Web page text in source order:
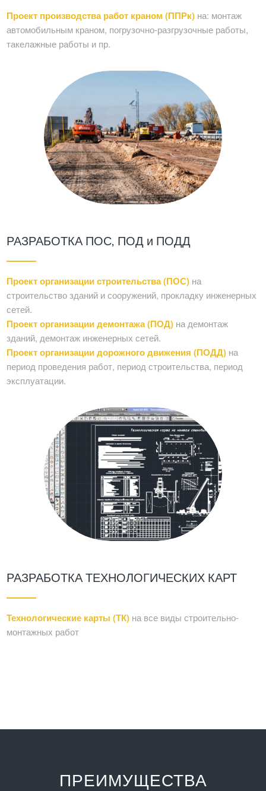
Проект производства работ краном (ППРк) на: монтаж
автомобильным краном, погрузочно-разгрузочные работы,
такелажные работы и пр.
РАЗРАБОТКА ПОС, ПОД и ПОДД
Проект организации строительства (ПОС) на
строительство зданий и сооружений, прокладку инженерных
сетей.
Проект организации демонтажа (ПОД) на демонтаж
зданий, демонтаж инженерных сетей.
Проект организации дорожного движения (ПОДД) на
период проведения работ, период строительства, период
эксплуатации.
РАЗРАБОТКА ТЕХНОЛОГИЧЕСКИХ КАРТ
Технологические карты (ТК) на все виды строительно-
монтажных работ
ПРЕИМУЩЕСТВА